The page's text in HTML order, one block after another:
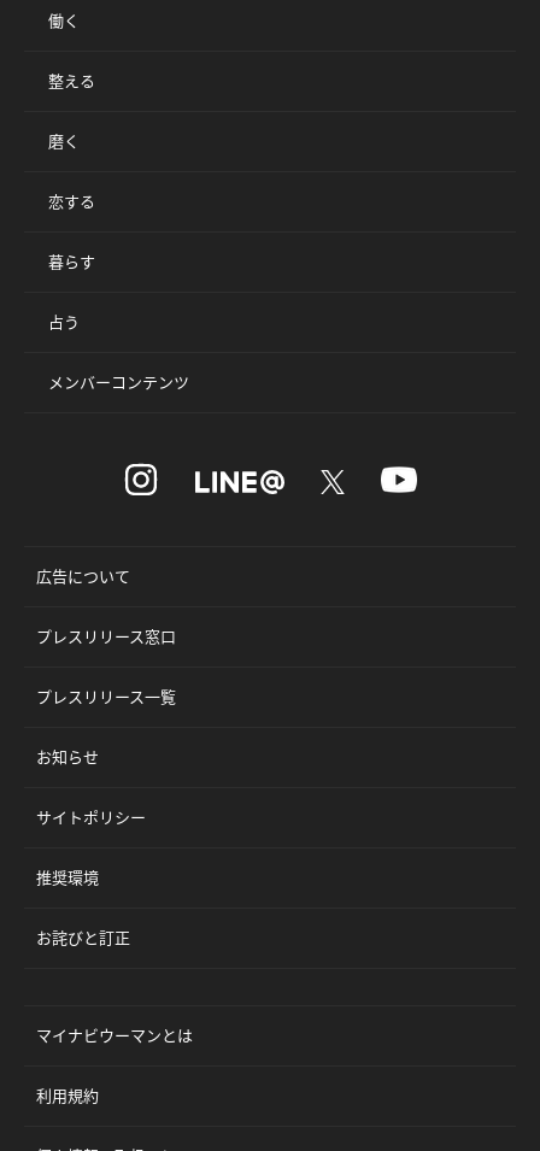
働く
整える
磨く
恋する
暮らす
占う
メンバーコンテンツ
広告について
プレスリリース窓口
プレスリリース一覧
お知らせ
サイトポリシー
推奨環境
お詫びと訂正
マイナビウーマンとは
利用規約